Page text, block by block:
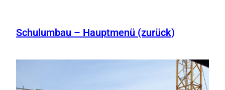
Schulumbau – Hauptmenü (zurück)